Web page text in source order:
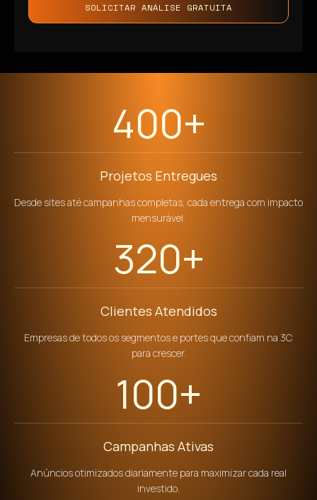
SOLICITAR ANÁLISE GRATUITA
400+
Projetos Entregues
Desde sites até campanhas completas, cada entrega com impacto
mensurável.
320+
Clientes Atendidos
Empresas de todos os segmentos e portes que confiam na 3C
para crescer.
100+
Campanhas Ativas
Anúncios otimizados diariamente para maximizar cada real
investido.